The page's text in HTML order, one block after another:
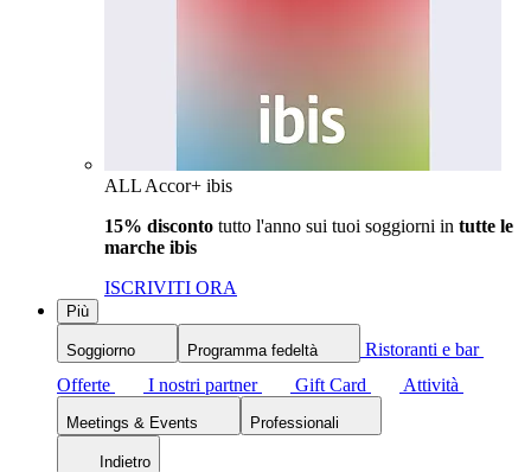
ALL Accor+ ibis
15% disconto tutto l'anno sui tuoi soggiorni in tutte le
marche ibis
ISCRIVITI ORA
Più
Soggiorno Programma fedeltà
Ristoranti e bar
Offerte
I nostri partner Gift Card Attività
Meetings & Events Professionali
Indietro